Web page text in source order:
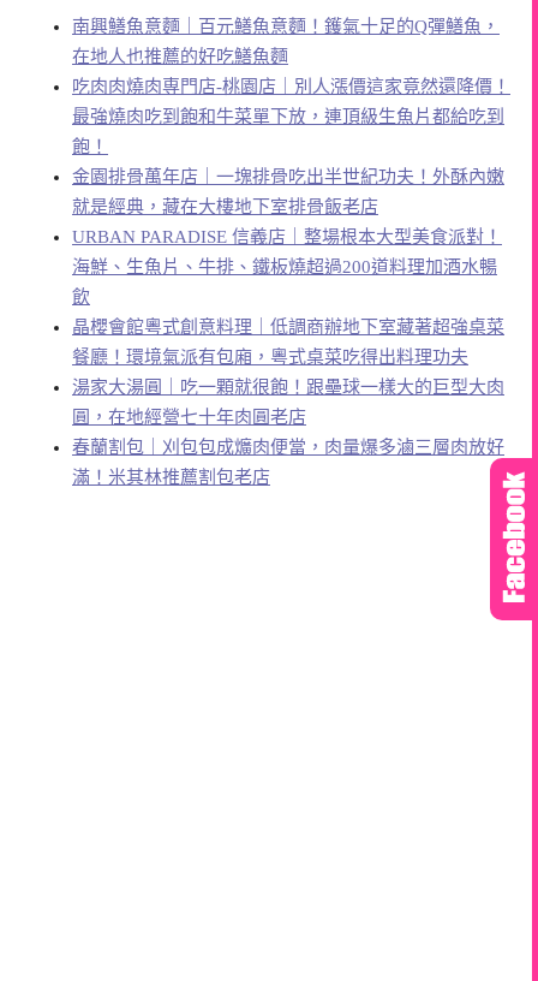
南興鱔魚意麵｜百元鱔魚意麵！鑊氣十足的Q彈鱔魚，
在地人也推薦的好吃鱔魚麵
吃肉肉燒肉専門店-桃園店｜別人漲價這家竟然還降價！
最強燒肉吃到飽和牛菜單下放，連頂級生魚片都給吃到
飽！
金園排骨萬年店｜一塊排骨吃出半世紀功夫！外酥內嫩
就是經典，藏在大樓地下室排骨飯老店
URBAN PARADISE 信義店｜整場根本大型美食派對！
海鮮、生魚片、牛排、鐵板燒超過200道料理加酒水暢
飲
晶櫻會館粵式創意料理｜低調商辦地下室藏著超強桌菜
餐廳！環境氣派有包廂，粵式桌菜吃得出料理功夫
湯家大湯圓｜吃一顆就很飽！跟壘球一樣大的巨型大肉
圓，在地經營七十年肉圓老店
春蘭割包｜刈包包成爌肉便當，肉量爆多滷三層肉放好
滿！米其林推薦割包老店